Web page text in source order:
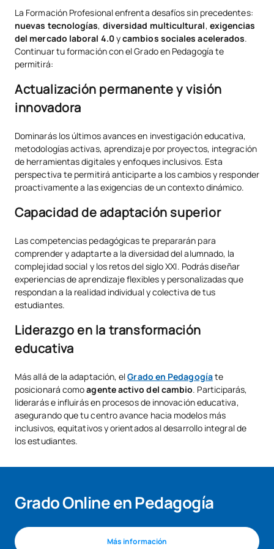
Tu inversión en el futuro: Resultados tangibles
La Formación Profesional enfrenta desafíos sin precedentes:
nuevas tecnologías, diversidad multicultural, exigencias
del mercado laboral 4.0ycambios sociales acelerados.
Continuar tu formación con el Grado en Pedagogía te
permitirá:
Actualización permanente y visión
innovadora
Dominarás los últimos avances en investigación educativa,
metodologías activas, aprendizaje por proyectos, integración
de herramientas digitales y enfoques inclusivos. Esta
perspectiva te permitirá anticiparte a los cambios y responder
proactivamente a las exigencias de un contexto dinámico.
Capacidad de adaptación superior
Las competencias pedagógicas te prepararán para
comprender y adaptarte a la diversidad del alumnado, la
complejidad social y los retos del siglo XXI. Podrás diseñar
experiencias de aprendizaje flexibles y personalizadas que
respondan a la realidad individual y colectiva de tus
estudiantes.
Liderazgo en la transformación
educativa
Más allá de la adaptación, elGrado en Pedagogíate
posicionará comoagente activo del cambio. Participarás,
liderarás e influirás en procesos de innovación educativa,
asegurando que tu centro avance hacia modelos más
inclusivos, equitativos y orientados al desarrollo integral de
los estudiantes.
Grado Online en Pedagogía
Más información